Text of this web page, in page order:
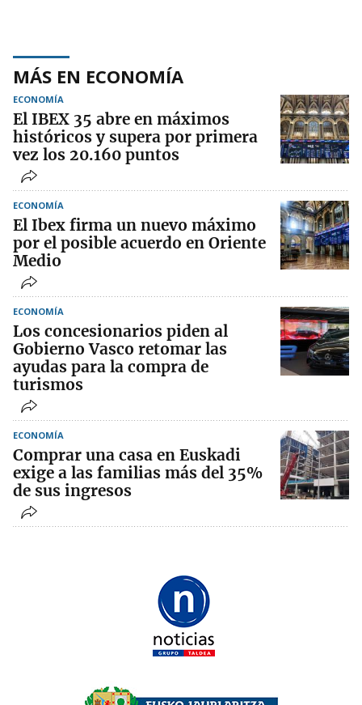
MÁS EN ECONOMÍA
ECONOMÍA
El IBEX 35 abre en máximos
históricos y supera por primera
vez los 20.160 puntos
ECONOMÍA
El Ibex firma un nuevo máximo
por el posible acuerdo en Oriente
Medio
ECONOMÍA
Los concesionarios piden al
Gobierno Vasco retomar las
ayudas para la compra de
turismos
ECONOMÍA
Comprar una casa en Euskadi
exige a las familias más del 35%
de sus ingresos